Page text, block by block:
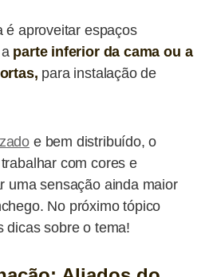
é aproveitar espaços
parte inferior da cama ou a
para instalação de
e bem distribuído, o
com cores e
uma sensação ainda maior
No próximo tópico
dicas sobre o tema!